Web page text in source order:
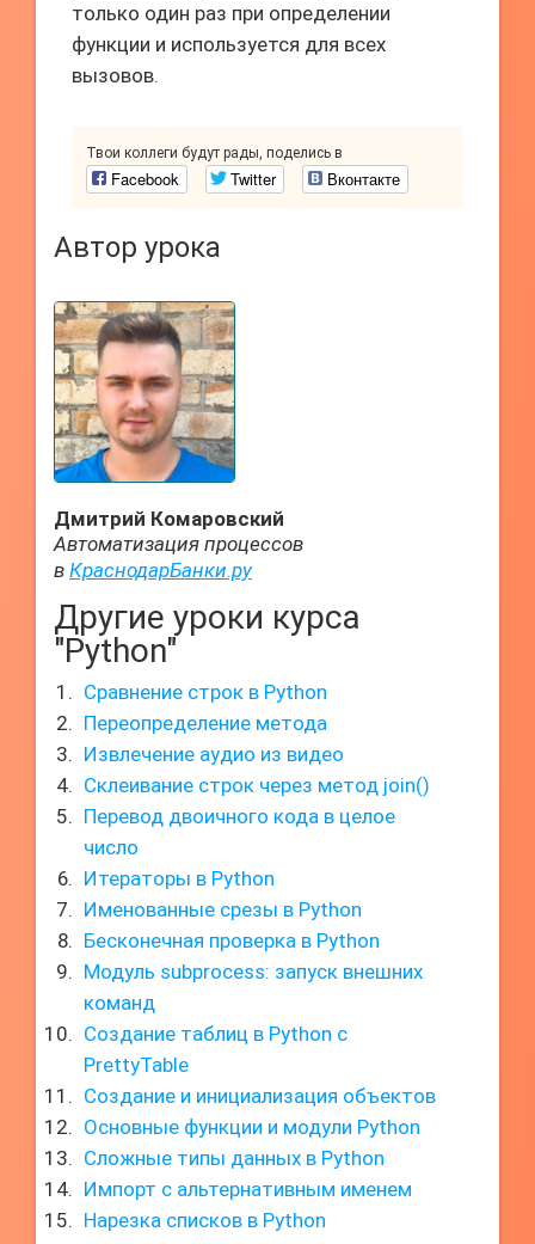
только один раз при определении
функции и используется для всех
вызовов.
Твои коллеги будут рады, поделись в
Facebook Twitter Вконтакте
Автор урока
Дмитрий Комаровский
Автоматизация процессов
в КраснодарБанки.ру
Другие уроки курса
"Python"
Сравнение строк в Python
Переопределение метода
Извлечение аудио из видео
Склеивание строк через метод join()
Перевод двоичного кода в целое
число
Итераторы в Python
Именованные срезы в Python
Бесконечная проверка в Python
Модуль subprocess: запуск внешних
команд
Создание таблиц в Python с
PrettyTable
Создание и инициализация объектов
Основные функции и модули Python
Сложные типы данных в Python
Импорт с альтернативным именем
Нарезка списков в Python